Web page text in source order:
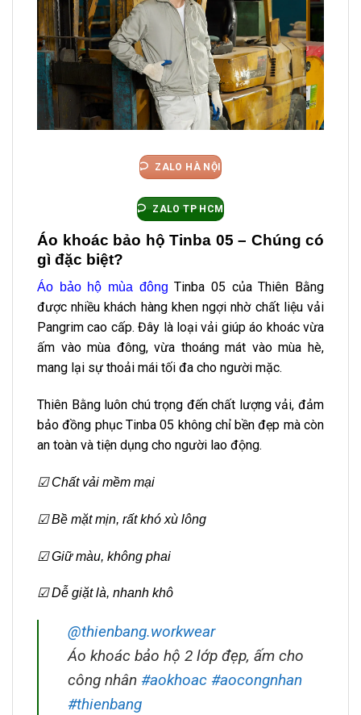
ZALO HÀ NỘI
ZALO TP HCM
Áo khoác bảo hộ Tinba 05 – Chúng có
gì đặc biệt?
Áo bảo hộ mùa đông Tinba 05 của Thiên Bằng
được nhiều khách hàng khen ngợi nhờ chất liệu vải
Pangrim cao cấp. Đây là loại vải giúp áo khoác vừa
ấm vào mùa đông, vừa thoáng mát vào mùa hè,
mang lại sự thoải mái tối đa cho người mặc.
Thiên Bằng luôn chú trọng đến chất lượng vải, đảm
bảo đồng phục Tinba 05 không chỉ bền đẹp mà còn
an toàn và tiện dụng cho người lao động.
☑ Chất vải mềm mại
☑ Bề mặt mịn, rất khó xù lông
☑ Giữ màu, không phai
☑ Dễ giặt là, nhanh khô
@thienbang.workwear
Áo khoác bảo hộ 2 lớp đẹp, ấm cho
công nhân #aokhoac #aocongnhan
#thienbang